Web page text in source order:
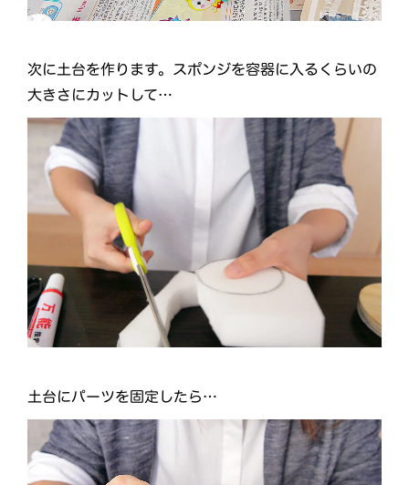
次に土台を作ります。スポンジを容器に入るくらいの
大きさにカットして…
土台にパーツを固定したら…